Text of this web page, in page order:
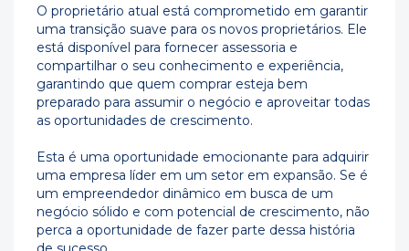
O proprietário atual está comprometido em garantir
uma transição suave para os novos proprietários. Ele
está disponível para fornecer assessoria e
compartilhar o seu conhecimento e experiência,
garantindo que quem comprar esteja bem
preparado para assumir o negócio e aproveitar todas
as oportunidades de crescimento.
Esta é uma oportunidade emocionante para adquirir
uma empresa líder em um setor em expansão. Se é
um empreendedor dinâmico em busca de um
negócio sólido e com potencial de crescimento, não
perca a oportunidade de fazer parte dessa história